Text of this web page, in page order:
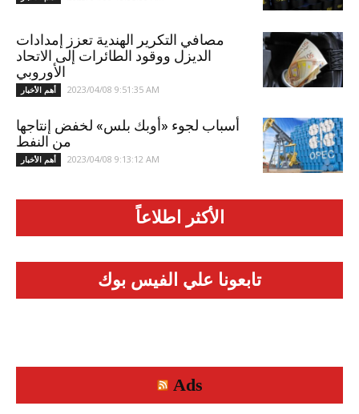
مصافي التكرير الهندية تعزز إمدادات
الديزل ووقود الطائرات إلى الاتحاد
الأوروبي
أهم الأخبار 2023/04/08 9:51:35 AM
أسباب لجوء «أوبك بلس» لخفض إنتاجها
من النفط
أهم الأخبار 2023/04/08 9:13:12 AM
الأكثر اطلاعاً
تابعونا علي الفيس بوك
Ads